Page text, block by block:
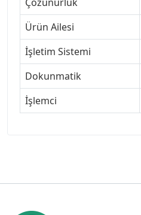
Ürün Ailesi
İşletim Sistemi
Dokunmatik
İşlemci